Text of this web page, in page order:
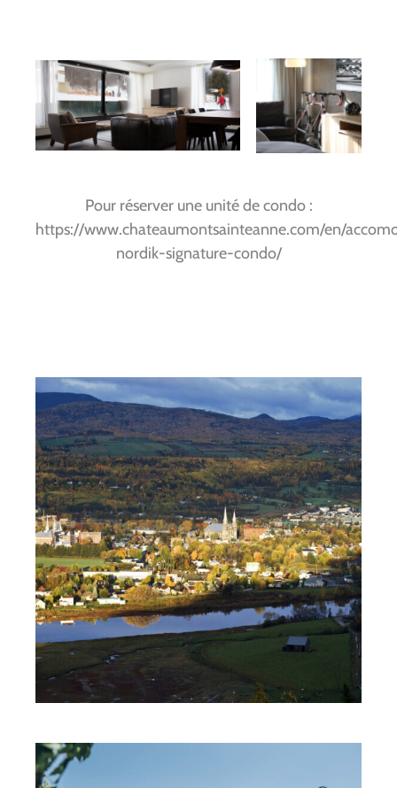
Pour réserver une unité de condo :
https://www.chateaumontsainteanne.com/en/
nordik-signature-condo/